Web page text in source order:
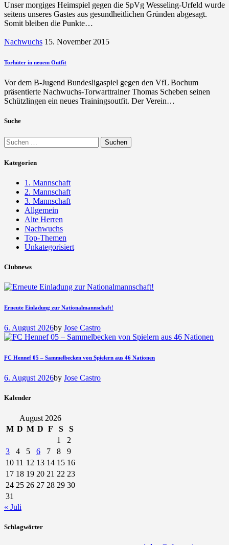
Unser morgiges Heimspiel gegen die SpVg Wesseling-Urfeld wurde
seitens unseres Gastes aus gesundheitlichen Gründen abgesagt.
Somit bleiben die Punkte…
Nachwuchs 15. November 2015
Torhüter in neuem Outfit
Vor dem B-Jugend Bundesligaspiel gegen den VfL Bochum
präsentierte Nachwuchs-Torwarttrainer Thomas Scheben seinen
Schützlingen ein neues Trainingsoutfit. Der Verein…
Suche
Suchen
nach:
Kategorien
1. Mannschaft
2. Mannschaft
3. Mannschaft
Allgemein
Alte Herren
Nachwuchs
Top-Themen
Unkategorisiert
Clubnews
Erneute Einladung zur Nationalmannschaft!
6. August 2026by Jose Castro
FC Hennef 05 – Sammelbecken von Spielern aus 46 Nationen
6. August 2026by Jose Castro
Kalender
August 2026
M D M D F S
S
1
2
3
4 5 6 7 8
9
10 11 12 13 14 15 16
17 18 19 20 21 22 23
24 25 26 27 28 29 30
31
« Juli
Schlagwörter